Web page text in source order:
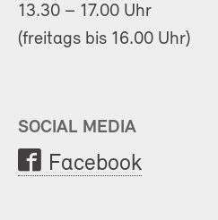
13.30 – 17.00 Uhr
(freitags bis 16.00 Uhr)
SOCIAL MEDIA
Facebook